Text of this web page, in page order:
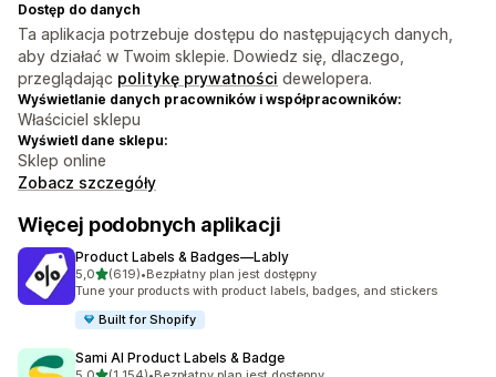
Dostęp do danych
Ta aplikacja potrzebuje dostępu do następujących danych,
aby działać w Twoim sklepie. Dowiedz się, dlaczego,
przeglądając politykę prywatności dewelopera.
Wyświetlanie danych pracowników i współpracowników:
Właściciel sklepu
Wyświetl dane sklepu:
Sklep online
Zobacz szczegóły
Więcej podobnych aplikacji
Product Labels & Badges—Lably
5,0na 5 gwiazdek
(619)
Łączna liczba recenzji: 619
•Bezpłatny plan jest dostępny
Tune your products with product labels, badges, and stickers
Built for Shopify
Sami AI Product Labels & Badge